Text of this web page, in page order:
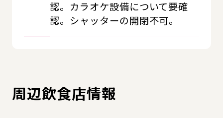
認。カラオケ設備について要確
認。シャッターの開閉不可。
周辺飲食店情報